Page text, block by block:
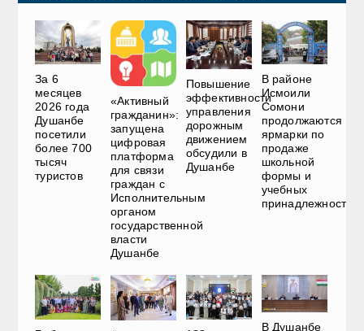
За 6
месяцев
2026 года
Душанбе
посетили
более 700
тысяч
туристов
«Активный
гражданин»:
запущена
цифровая
платформа
для связи
граждан с
Исполнительным
органом
государственной
власти
Душанбе
Повышение
эффективности
управления
дорожным
движением
обсудили в
Душанбе
В районе
Исмоили
Сомони
продолжаются
ярмарки по
продаже
школьной
формы и
учебных
принадлежностей
В Душанбе